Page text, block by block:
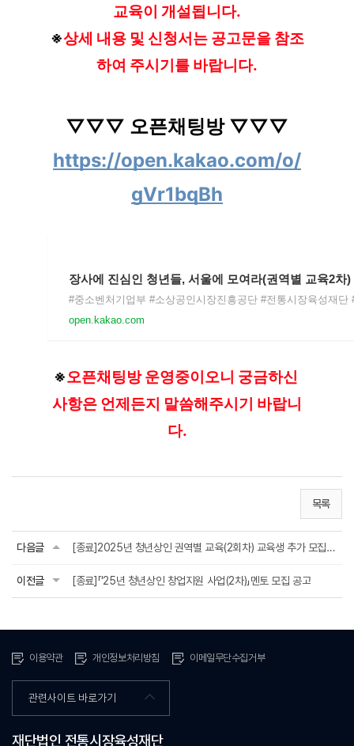
교육이 개설됩니다.
※상세 내용 및 신청서는 공고문을 참조
하여 주시기를 바랍니다.
▽▽▽ 오픈채팅방 ▽▽▽
https://open.kakao.com/o/
gVr1bqBh
장사에 진심인 청년들, 서울에 모여라(권역별 교육2차)
open.kakao.com
※오픈채팅방 운영중이오니 궁금하신
사항은 언제든지 말씀해주시기 바랍니
다.
목록
다음글 [종료]2025년 청년상인 권역별 교육(2회차) 교육생 추가 모집 안내
이전글 [종료]「'25년 청년상인 창업지원 사업(2차)」멘토 모집 공고
이용약관 개인정보처리방침 이메일무단수집거부
관련사이트 바로가기
재단법인 전통시장육성재단